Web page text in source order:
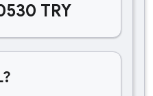
TRY